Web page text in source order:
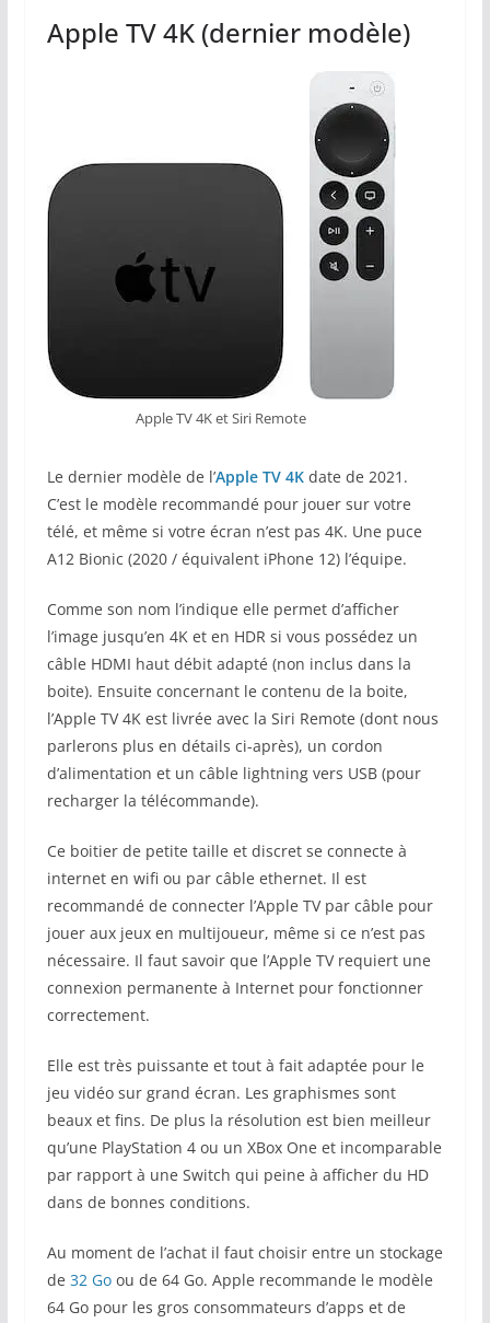
Apple TV 4K (dernier modèle)
Apple TV 4K et Siri Remote
Le dernier modèle de l’Apple TV 4K date de 2021.
C’est le modèle recommandé pour jouer sur votre
télé, et même si votre écran n’est pas 4K. Une puce
A12 Bionic (2020 / équivalent iPhone 12) l’équipe.
Comme son nom l’indique elle permet d’afficher
l’image jusqu’en 4K et en HDR si vous possédez un
câble HDMI haut débit adapté (non inclus dans la
boite). Ensuite concernant le contenu de la boite,
l’Apple TV 4K est livrée avec la Siri Remote (dont nous
parlerons plus en détails ci-après), un cordon
d’alimentation et un câble lightning vers USB (pour
recharger la télécommande).
Ce boitier de petite taille et discret se connecte à
internet en wifi ou par câble ethernet. Il est
recommandé de connecter l’Apple TV par câble pour
jouer aux jeux en multijoueur, même si ce n’est pas
nécessaire. Il faut savoir que l’Apple TV requiert une
connexion permanente à Internet pour fonctionner
correctement.
Elle est très puissante et tout à fait adaptée pour le
jeu vidéo sur grand écran. Les graphismes sont
beaux et fins. De plus la résolution est bien meilleur
qu’une PlayStation 4 ou un XBox One et incomparable
par rapport à une Switch qui peine à afficher du HD
dans de bonnes conditions.
Au moment de l’achat il faut choisir entre un stockage
de 32 Goou de 64 Go. Apple recommande le modèle
64 Go pour les gros consommateurs d’apps et de